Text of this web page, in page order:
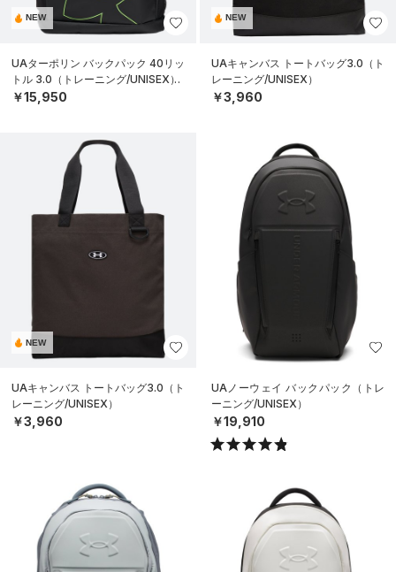
NEW
UAターポリン バックパック 40リッ
トル 3.0（トレーニング/UNISEX）
￥15,950
NEW
UAキャンバス トートバッグ3.0（ト
レーニング/UNISEX）
￥3,960
NEW
UAキャンバス トートバッグ3.0（ト
レーニング/UNISEX）
￥3,960
UAノーウェイ バックパック（トレ
ーニング/UNISEX）
￥19,910